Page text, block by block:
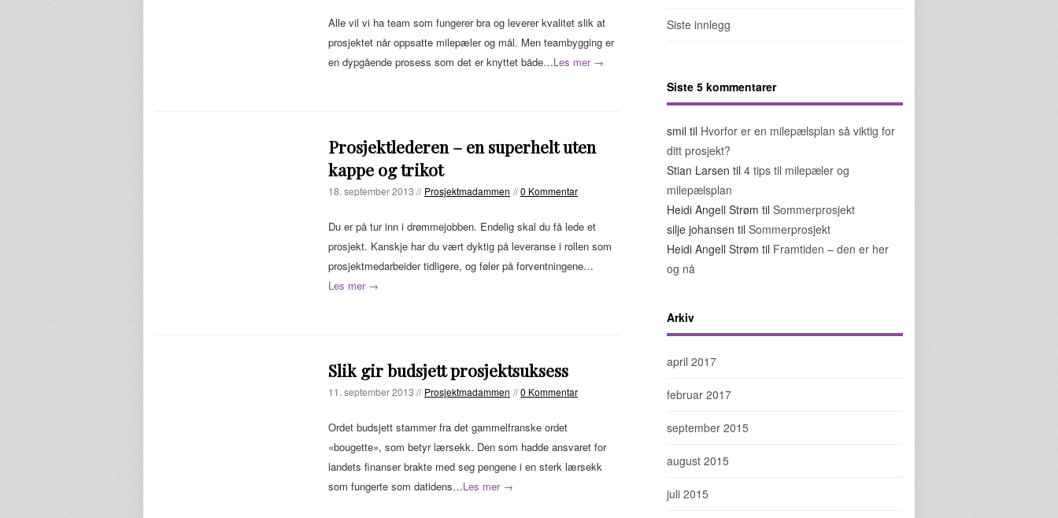
Alle vil vi ha team som fungerer bra og leverer kvalitet slik at
prosjektet når oppsatte milepæler og mål. Men teambygging er
en dypgående prosess som det er knyttet både…Les mer →
Prosjektlederen – en superhelt uten
kappe og trikot
18. september 2013 // Prosjektmadammen //0 Kommentar
Du er på tur inn i drømmejobben. Endelig skal du få lede et
prosjekt. Kanskje har du vært dyktig på leveranse i rollen som
prosjektmedarbeider tidligere, og føler på forventningene…
Les mer →
Slik gir budsjett prosjektsuksess
11. september 2013 // Prosjektmadammen //0 Kommentar
Ordet budsjett stammer fra det gammelfranske ordet
«bougette», som betyr lærsekk. Den som hadde ansvaret for
landets finanser brakte med seg pengene i en sterk lærsekk
som fungerte som datidens…Les mer →
Siste innlegg
Siste 5 kommentarer
smil til Hvorfor er en milepælsplan så viktig for
ditt prosjekt?
Stian Larsen til 4 tips til milepæler og
milepælsplan
Heidi Angell Strøm til Sommerprosjekt
silje johansen til Sommerprosjekt
Heidi Angell Strøm til Framtiden – den er her
og nå
Arkiv
april 2017
februar 2017
september 2015
august 2015
juli 2015